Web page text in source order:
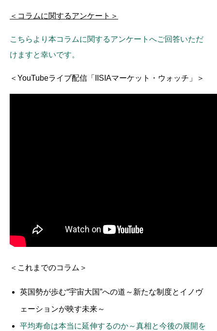
＜コラムに関するアンケート＞
こちらより本コラムに関するアンケートへご回答いただ
けますと幸いです。
＜YouTubeライブ配信「IISIAマーケット・ウォッチ」＞
＜これまでのコラム＞
英国勢が歩む“宇宙大国”への道～新たな制度とイノヴ
ェーションが映す未来～
平均寿命は本当に延伸するのか～真相と今後の展開を